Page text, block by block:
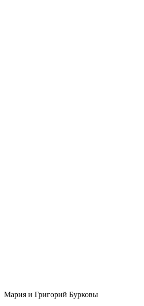
Мария и Григорий Бурковы